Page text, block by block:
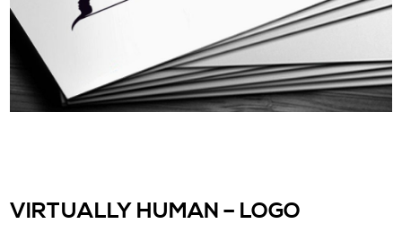
VIRTUALLY HUMAN – LOGO